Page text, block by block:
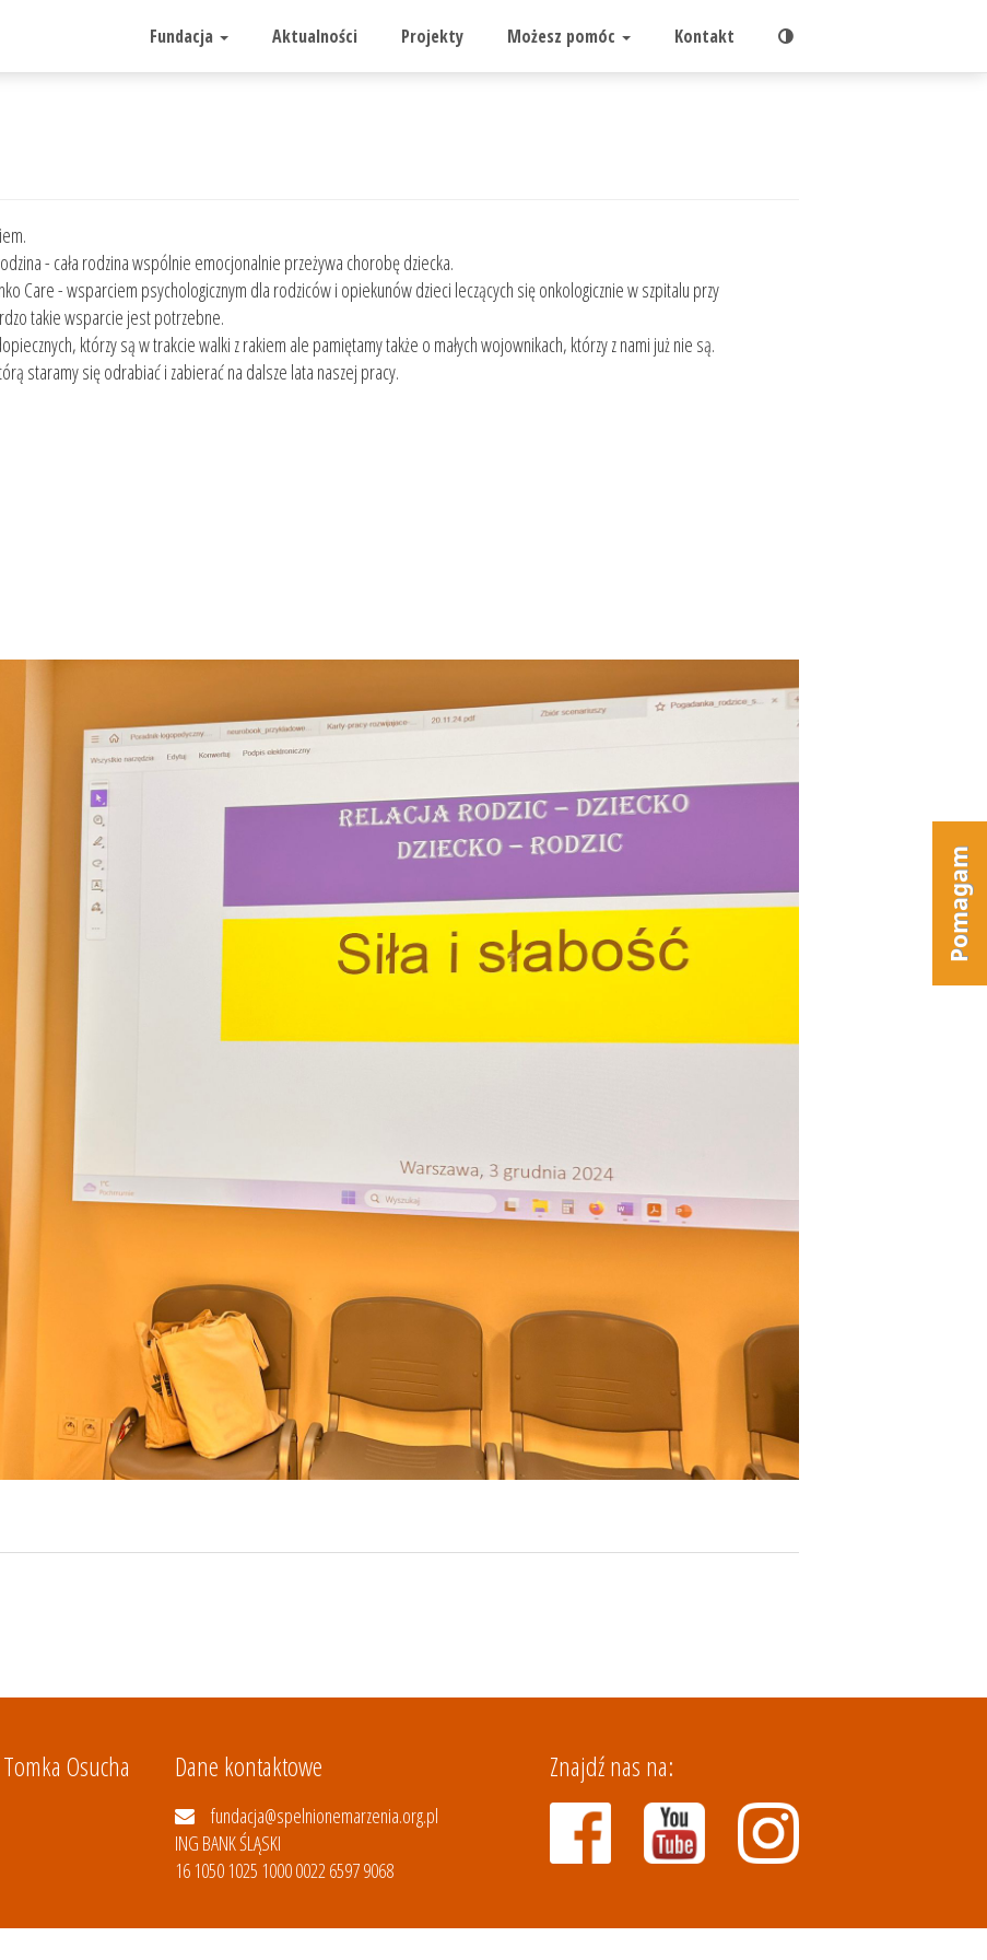
Fundacja Aktualności Projekty Możesz pomóc Kontakt
- cała rodzina wspólnie emocjonalnie przeżywa chorobę dziecka.
Care - wsparciem psychologicznym dla rodziców i opiekunów dzieci leczących się onkologicznie w szpitalu przy
takie wsparcie jest potrzebne.
którzy są w trakcie walki z rakiem ale pamiętamy także o małych wojownikach, którzy z nami już nie są.
staramy się odrabiać i zabierać na dalsze lata naszej pracy.
Osucha Dane kontaktowe
fundacja@spelnionemarzenia.org.pl
ING BANK ŚLĄSKI
16 1050 1025 1000 0022 6597 9068
Znajdź nas na: